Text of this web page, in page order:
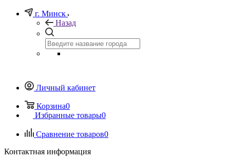
г. Минск
Назад
Личный кабинет
Корзина0
Избранные товары0
Сравнение товаров0
Контактная информация